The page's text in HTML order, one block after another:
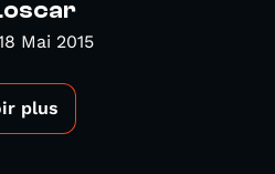
Mai 2015
plus